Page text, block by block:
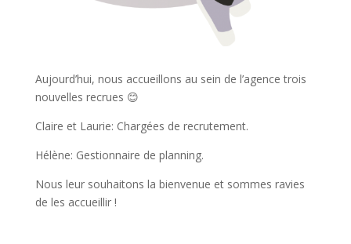
Aujourd’hui, nous accueillons au sein de l’agence trois
nouvelles recrues 😊
Claire et Laurie: Chargées de recrutement.
Hélène: Gestionnaire de planning.
Nous leur souhaitons la bienvenue et sommes ravies
de les accueillir !